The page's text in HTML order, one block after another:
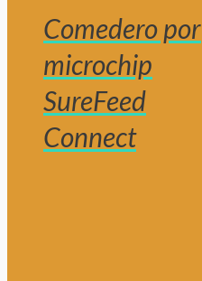
Comedero por
microchip
SureFeed
Connect